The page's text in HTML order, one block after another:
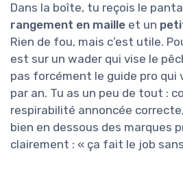
Dans la boîte, tu reçois le
rangement en maille et un
Rien de fou, mais c’est utile.
est sur un wader qui vise le
pas forcément le guide pro qui
par an. Tu as un peu de tout :
respirabilité annoncée
bien en dessous des marques
clairement : « ça fait le job